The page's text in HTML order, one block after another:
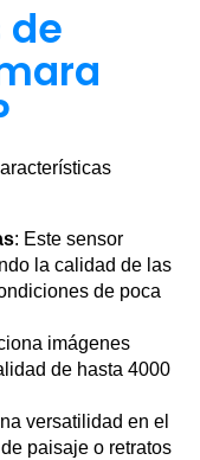
: Este sensor
la calidad de las
de poca
imágenes
de hasta 4000
versatilidad en el
paisaje o retratos